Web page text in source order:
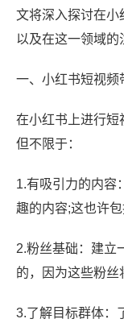
文将深入探讨在小
以及在这一领域的
一、小红书短视频
在小红书上进行短
但不限于：
1.有吸引力的内容
趣的内容;这也许
2.粉丝基础：建立
的，因为这些粉丝
3.了解目标群体：